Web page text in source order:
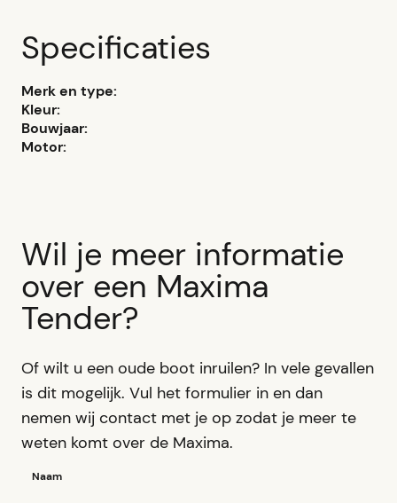
Specificaties
Merk en type:
Kleur:
Bouwjaar:
Motor:
Wil je meer informatie
over een Maxima
Tender?
Of wilt u een oude boot inruilen? In vele gevallen
is dit mogelijk. Vul het formulier in en dan
nemen wij contact met je op zodat je meer te
weten komt over de Maxima.
Naam